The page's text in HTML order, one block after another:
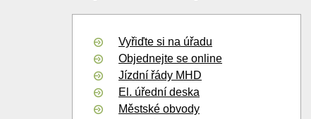
Vyřiďte si na úřadu
Objednejte se online
Jízdní řády MHD
El. úřední deska
Městské obvody